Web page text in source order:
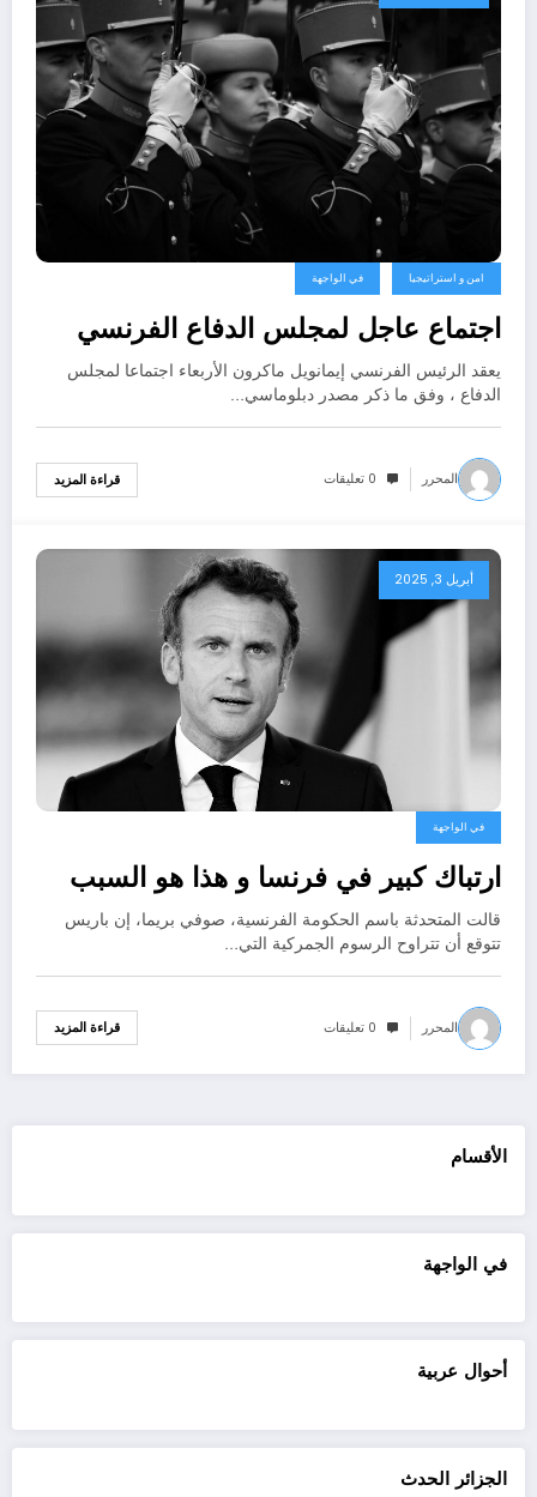
امن و استراتيجيا في الواجهة
اجتماع عاجل لمجلس الدفاع الفرنسي
يعقد الرئيس الفرنسي إيمانويل ماكرون الأربعاء اجتماعا لمجلس
الدفاع ، وفق ما ذكر مصدر دبلوماسي…
المحرر 0 تعليقات قراءة المزيد
أبريل 3, 2025
في الواجهة
ارتباك كبير في فرنسا و هذا هو السبب
قالت المتحدثة باسم الحكومة الفرنسية، صوفي بريما، إن باريس
تتوقع أن تتراوح الرسوم الجمركية التي…
المحرر 0 تعليقات قراءة المزيد
الأقسام
في الواجهة
أحوال عربية
الجزائر الحدث